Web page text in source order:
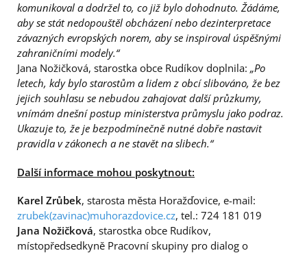
komunikoval a dodržel to, co již bylo dohodnuto. Žádáme,
aby se stát nedopouštěl obcházení nebo dezinterpretace
závazných evropských norem, aby se inspiroval úspěšnými
zahraničními modely.“
Jana Nožičková, starostka obce Rudíkov doplnila: „Po
letech, kdy bylo starostům a lidem z obcí slibováno, že bez
jejich souhlasu se nebudou zahajovat další průzkumy,
vnímám dnešní postup ministerstva průmyslu jako podraz.
Ukazuje to, že je bezpodmínečně nutné dobře nastavit
pravidla v zákonech a ne stavět na slibech.“
Další informace mohou poskytnout:
Karel Zrůbek, starosta města Horažďovice, e-mail:
zrubek(zavinac)muhorazdovice.cz, tel.: 724 181 019
Jana Nožičková, starostka obce Rudíkov,
místopředsedkyně Pracovní skupiny pro dialog o